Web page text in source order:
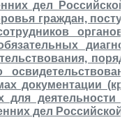
дел
граждан,
документации
для деятельности
дел